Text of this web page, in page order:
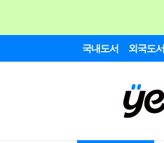
국내도서 외국도서